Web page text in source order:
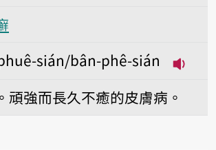
sián/bân-phê-sián
頑強而長久不癒的皮膚病。